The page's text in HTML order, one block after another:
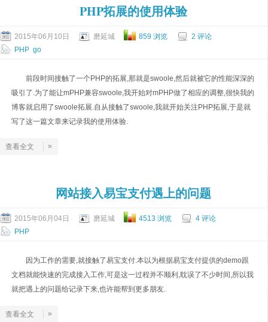
PHP拓展的使用体验
2015年06月10日 磨延城 859 浏览
2 评论
PHP go
前段时间接触了一个PHP的拓展,那就是swoole,然后就被它的性能深深的
吸引了.为了能让mPHP兼容swoole,我开始对mPHP做了相应的调整,很快我的
博客就启用了swoole拓展.​自从接触了swoole,我就开始关注PHP拓展,于是就
写了这一篇文章来记录我的使用体验.
查看全文 »
网站接入易宝支付遇上的问题
2015年06月04日 磨延城 4513 浏览
4 评论
PHP
因为工作的需要,就接触了易宝支付.本以为根据易宝支付提供的demo跟
文档就能快速的完成接入工作,可是这一过程并不顺利,耽误了不少时间,所以我
就把遇上的问题给记录下来,也许能帮到更多朋友.
查看全文 »